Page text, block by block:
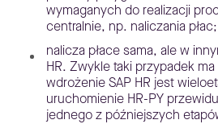
wymaganych do realizacji
centralnie, np. naliczania płac;
nalicza płace sama, ale w
HR. Zwykle taki przypadek
wdrożenie SAP HR jest
uruchomienie HR-PY
jednego z późniejszych